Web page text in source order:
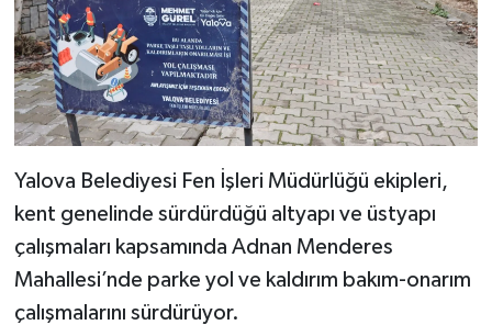
Yalova Belediyesi Fen İşleri Müdürlüğü ekipleri,
kent genelinde sürdürdüğü altyapı ve üstyapı
çalışmaları kapsamında Adnan Menderes
Mahallesi’nde parke yol ve kaldırım bakım-onarım
çalışmalarını sürdürüyor.